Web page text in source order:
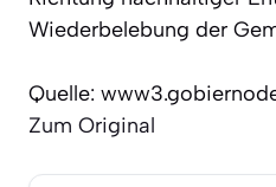
Wiederbelebung der
Quelle:
Zum Original